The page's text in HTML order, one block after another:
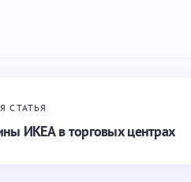
СТАТЬЯ
ИКЕА в торговых центрах